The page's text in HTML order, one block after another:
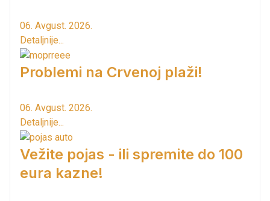
06. Avgust. 2026.
Detaljnije...
Problemi na Crvenoj plaži!
06. Avgust. 2026.
Detaljnije...
Vežite pojas - ili spremite do 100
eura kazne!